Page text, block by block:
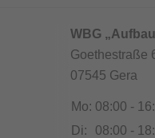
WBG
Goethestraße
07545 Gera
Mo: 08:00 -
Di:
08:00 -